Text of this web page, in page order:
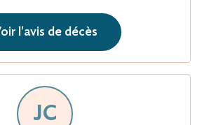
l'avis de décès
JC